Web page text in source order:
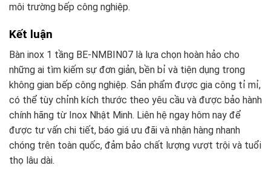
môi trường bếp công nghiệp.
Kết luận
Bàn inox 1 tầng BE-NMBIN07 là lựa chọn hoàn hảo cho
những ai tìm kiếm sự đơn giản, bền bỉ và tiện dụng trong
không gian bếp công nghiệp. Sản phẩm được gia công tỉ mỉ,
có thể tùy chỉnh kích thước theo yêu cầu và được bảo hành
chính hãng từ Inox Nhật Minh. Liên hệ ngay hôm nay để
được tư vấn chi tiết, báo giá ưu đãi và nhận hàng nhanh
chóng trên toàn quốc, đảm bảo chất lượng vượt trội và tuổi
thọ lâu dài.